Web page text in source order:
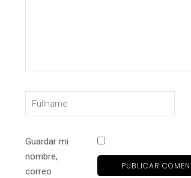
Guardar mi
nombre,
correo